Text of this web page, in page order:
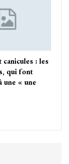
canicules : les
qui font
une « une